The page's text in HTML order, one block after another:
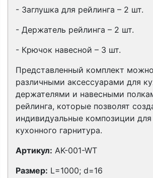
- Заглушка для рейлинга – 2 шт.
- Держатель рейлинга – 2 шт.
- Крючок навесной – 3 шт.
Представленный комплект
различными аксессуарами для
держателями и навесными
рейлинга, которые позволят
индивидуальные композиции
кухонного гарнитура.
Артикул: AK-001-WT
Размер: L=1000; d=16